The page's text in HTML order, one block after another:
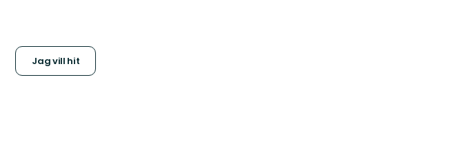
Jag vill hit